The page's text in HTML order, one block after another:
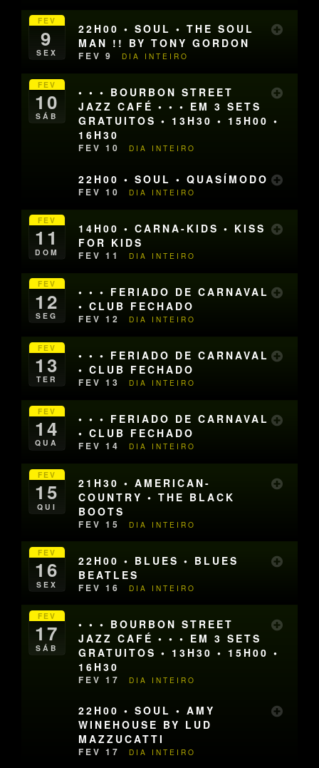
FEV
9
SEX
22H00 • SOUL • THE SOUL
MAN !! BY TONY GORDON
FEV 9 DIA INTEIRO
FEV
10
SÁB
• • • BOURBON STREET
JAZZ CAFÉ • • • EM 3 SETS
GRATUITOS • 13H30 • 15H00 •
16H30
FEV 10 DIA INTEIRO
22H00 • SOUL • QUASÍMODO
FEV 10 DIA INTEIRO
FEV
11
DOM
14H00 • CARNA-KIDS • KISS
FOR KIDS
FEV 11 DIA INTEIRO
FEV
12
SEG
• • • FERIADO DE CARNAVAL
• CLUB FECHADO
FEV 12 DIA INTEIRO
FEV
13
TER
• • • FERIADO DE CARNAVAL
• CLUB FECHADO
FEV 13 DIA INTEIRO
FEV
14
QUA
• • • FERIADO DE CARNAVAL
• CLUB FECHADO
FEV 14 DIA INTEIRO
FEV
15
QUI
21H30 • AMERICAN-
COUNTRY • THE BLACK
BOOTS
FEV 15 DIA INTEIRO
FEV
16
SEX
22H00 • BLUES • BLUES
BEATLES
FEV 16 DIA INTEIRO
FEV
17
SÁB
• • • BOURBON STREET
JAZZ CAFÉ • • • EM 3 SETS
GRATUITOS • 13H30 • 15H00 •
16H30
FEV 17 DIA INTEIRO
22H00 • SOUL • AMY
WINEHOUSE BY LUD
MAZZUCATTI
FEV 17 DIA INTEIRO